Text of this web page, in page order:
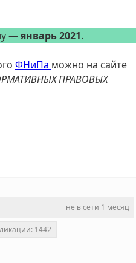
—январь 2021.
ФНиПа можно на сайте
ПРАВОВЫХ
не в сети 1 месяц
1442